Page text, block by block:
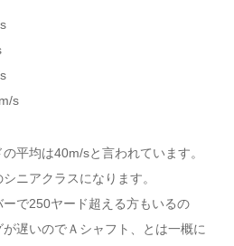
s
平均は40m/sと言われています。
ニアクラスになります。
で250ヤード超える方もいるの
遅いのでＡシャフト、とは一概に